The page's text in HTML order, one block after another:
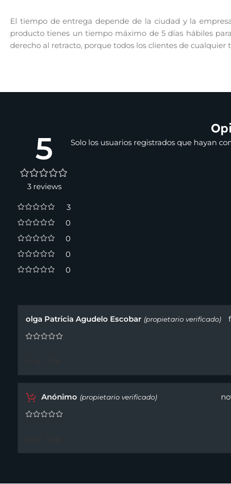
El tiempo de entrega depende de la ciudad y la
producto tienes un tiempo máximo de 5 días hábiles
derecho al retracto, porque todos los clientes de
5
3 reviews
3
0
0
0
0
olga Patricia Agudelo Escobar (propietario verificado)
Anónimo (propietario verificado)
Solo los usuarios registrados que hayan